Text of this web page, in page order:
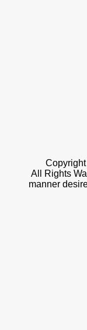
All Rights
manner